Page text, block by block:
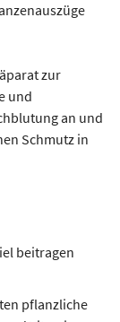
zur
und
an und
Schmutz in
beitragen
pflanzliche